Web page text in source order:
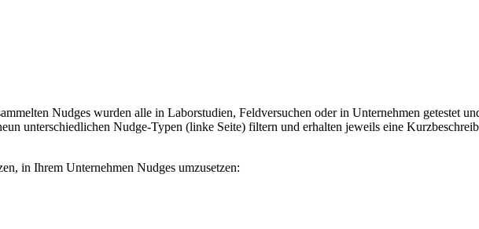
Nudges wurden alle in Laborstudien, Feldversuchen oder in Unternehmen getestet
unterschiedlichen Nudge-Typen (linke Seite) filtern und erhalten jeweils eine
in Ihrem Unternehmen Nudges umzusetzen: